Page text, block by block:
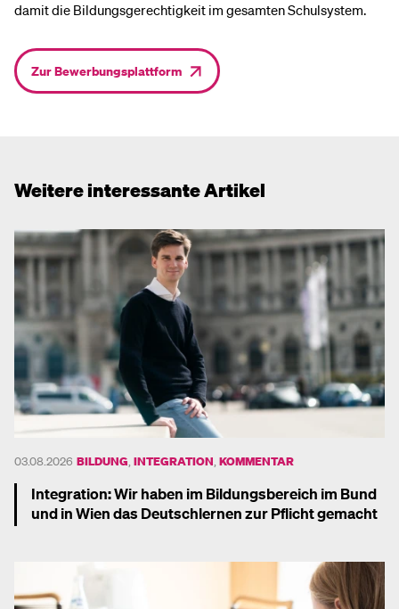
damit die Bildungsgerechtigkeit im gesamten Schulsystem.
Zur Bewerbungsplattform
Weitere interessante Artikel
03.08.2026 BILDUNG INTEGRATION KOMMENTAR
Integration: Wir haben im Bildungsbereich im Bund
und in Wien das Deutschlernen zur Pflicht gemacht